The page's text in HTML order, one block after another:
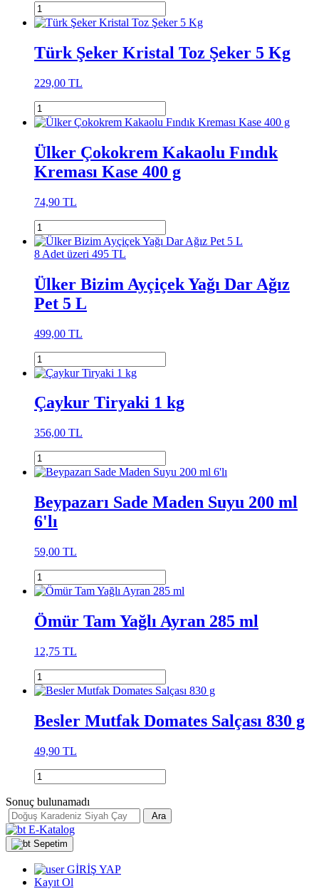
Türk Şeker Kristal Toz Şeker 5 Kg
229,00 TL
Ülker Çokokrem Kakaolu Fındık
Kreması Kase 400 g
74,90 TL
8 Adet üzeri 495 TL
Ülker Bizim Ayçiçek Yağı Dar Ağız
Pet 5 L
499,00 TL
Çaykur Tiryaki 1 kg
356,00 TL
Beypazarı Sade Maden Suyu 200 ml
6'lı
59,00 TL
Ömür Tam Yağlı Ayran 285 ml
12,75 TL
Besler Mutfak Domates Salçası 830 g
49,90 TL
Sonuç bulunamadı
Ara
E-Katalog
Sepetim
GİRİŞ YAP
Kayıt Ol